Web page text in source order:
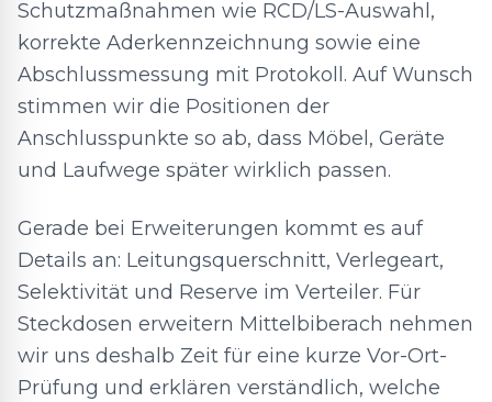
Schutzmaßnahmen wie RCD/LS-Auswahl,
korrekte Aderkennzeichnung sowie eine
Abschlussmessung mit Protokoll. Auf Wunsch
stimmen wir die Positionen der
Anschlusspunkte so ab, dass Möbel, Geräte
und Laufwege später wirklich passen.
Gerade bei Erweiterungen kommt es auf
Details an: Leitungsquerschnitt, Verlegeart,
Selektivität und Reserve im Verteiler. Für
Steckdosen erweitern Mittelbiberach nehmen
wir uns deshalb Zeit für eine kurze Vor-Ort-
Prüfung und erklären verständlich, welche